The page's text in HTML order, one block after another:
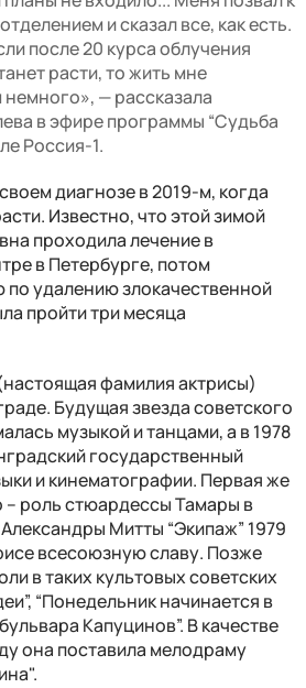
и сказал все, как есть.
после 20 курса облучения
расти, то жить мне
— рассказала
в эфире программы “Судьба
Россия-1.
диагнозе в 2019-м, когда
Известно, что этой зимой
проходила лечение в
в Петербурге, потом
удалению злокачественной
пройти три месяца
фамилия актрисы)
Будущая звезда советского
музыкой и танцами, а в 1978
государственный
и кинематографии. Первая же
– роль стюардессы Тамары в
Митты “Экипаж” 1979
всесоюзную славу. Позже
в таких культовых советских
“Понедельник начинается в
Капуцинов”. В качестве
она поставила мелодраму